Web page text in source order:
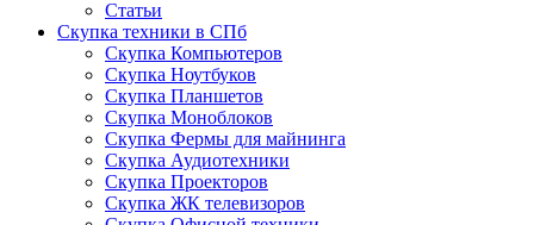
Статьи
Скупка техники в СПб
Скупка Компьютеров
Скупка Ноутбуков
Скупка Планшетов
Скупка Моноблоков
Скупка Фермы для майнинга
Скупка Аудиотехники
Скупка Проекторов
Скупка ЖК телевизоров